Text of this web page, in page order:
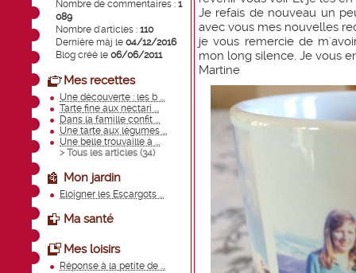
Nombre de commentaires : 1
089
Nombre d'articles : 110
Dernière màj le 04/12/2016
Blog créé le 06/06/2011
Mes recettes
Une découverte : les b ...
Tarte fine aux nectari ...
Dans la famille confit ...
Une tarte aux légumes ...
Une belle trouvaille à ...
> Tous les articles (34)
Mon jardin
Eloigner les Escargots ...
Ma santé
Mes loisirs
Réponse à la petite de ...
Je refais de nouveau un
avec vous mes nouvelles
je vous remercie de
mon long silence. Je vous
Martine